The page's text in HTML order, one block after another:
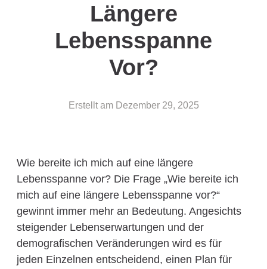
Längere
Lebensspanne
Vor?
Erstellt am Dezember 29, 2025
Wie bereite ich mich auf eine längere
Lebensspanne vor? Die Frage „Wie bereite ich
mich auf eine längere Lebensspanne vor?“
gewinnt immer mehr an Bedeutung. Angesichts
steigender Lebenserwartungen und der
demografischen Veränderungen wird es für
jeden Einzelnen entscheidend, einen Plan für